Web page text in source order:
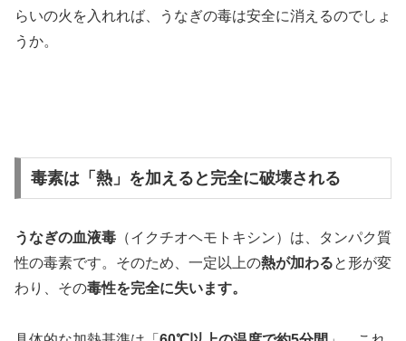
らいの火を入れれば、うなぎの毒は安全に消えるのでしょ
うか。
毒素は「熱」を加えると完全に破壊される
うなぎの血液毒 （イクチオヘモトキシン）は、タンパク質
性の毒素です。そのため、一定以上の熱が加わると形が変
わり、その毒性を完全に失います。